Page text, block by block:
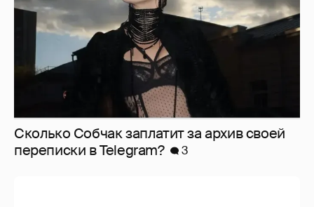
Сколько Собчак заплатит за архив своей
перeписки в Telegram?
3